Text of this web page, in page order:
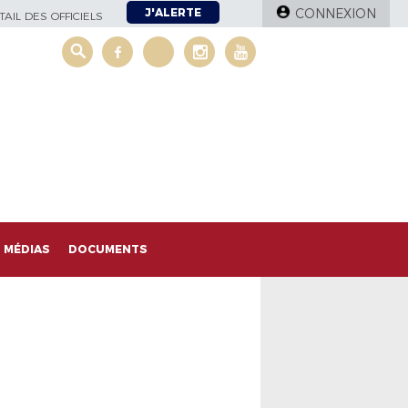
DES OFFICIELS J'ALERTE CONNEXION
MÉDIAS DOCUMENTS